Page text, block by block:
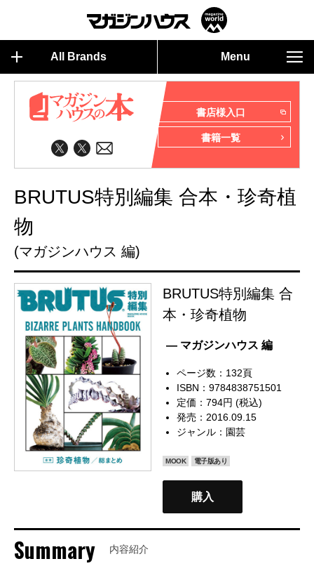
All Brands Menu
書店様入口
書籍一覧
BRUTUS特別編集 合本・珍奇植
物
(マガジンハウス 編)
BRUTUS特別編集 合
本・珍奇植物
— マガジンハウス 編
ページ数：132頁
ISBN：9784838751501
定価：794円 (税込)
発売：2016.09.15
ジャンル： 園芸
MOOK 電子版あり
購入
Summary 内容紹介